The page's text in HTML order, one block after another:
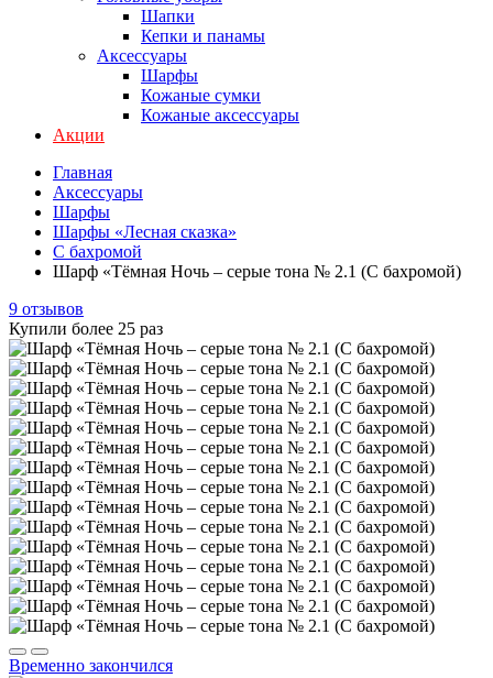
Шапки
Кепки и панамы
Аксессуары
Шарфы
Кожаные сумки
Кожаные аксессуары
Акции
Главная
Аксессуары
Шарфы
Шарфы «Лесная сказка»
С бахромой
Шарф «Тёмная Ночь – серые тона № 2.1 (С бахромой)
9 отзывов
Купили более 25 раз
Временно закончился